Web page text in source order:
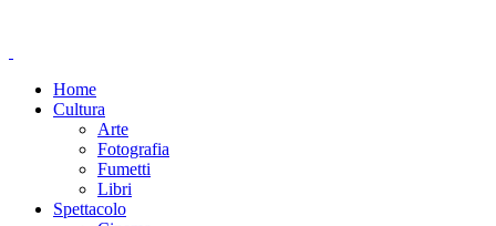
Home
Cultura
Arte
Fotografia
Fumetti
Libri
Spettacolo